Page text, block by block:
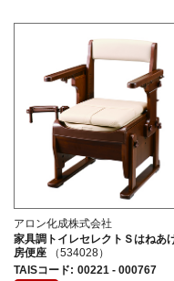
アロン化成株式会社
家具調トイレセレクトＳはね
房便座
（534028）
TAISコード: 00221 - 000767